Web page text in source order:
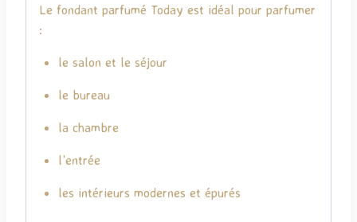
Le fondant parfumé Today est idéal pour parfumer
:
le salon et le séjour
le bureau
la chambre
l’entrée
les intérieurs modernes et épurés